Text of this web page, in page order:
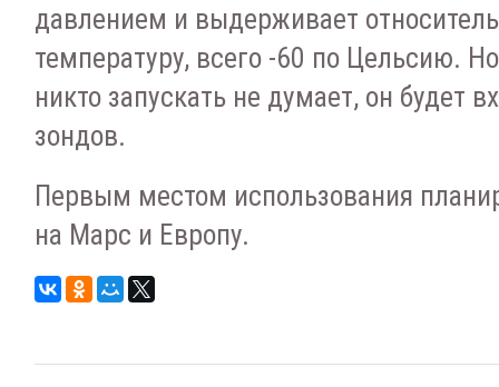
давлением и выдерживает
температуру, всего -60 по Цельсию.
никто запускать не думает, он будет
зондов.
Первым местом использования
на Марс и Европу.